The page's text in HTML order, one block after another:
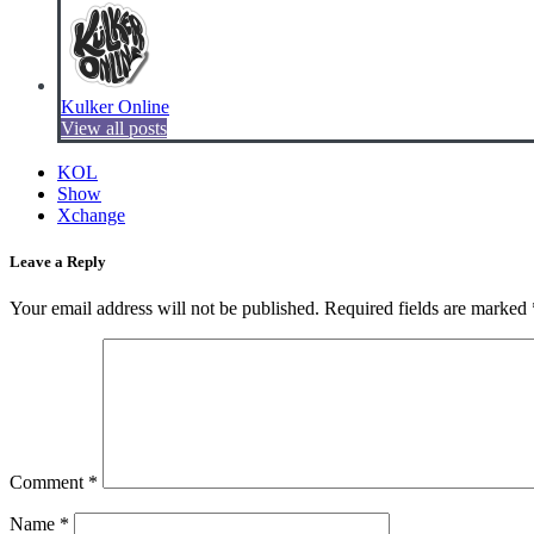
Kulker Online
View all posts
KOL
Show
Xchange
Leave a Reply
Your email address will not be published. Required fields are marked
Comment *
Name *